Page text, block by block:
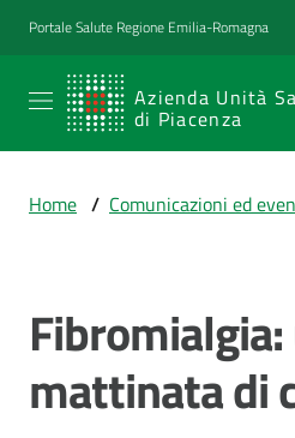
Vai al contenuto
Vai alla navigazione
Vai al footer
Portale Salute Regione Emilia-Romagna
Azienda Unità
di Piacenza
SERVIZIO
SANITARIO
Emilia-
Sanitaria Locale
di Piacenza
Home / Comunicazioni ed
Salta al contenuto
mattinata di